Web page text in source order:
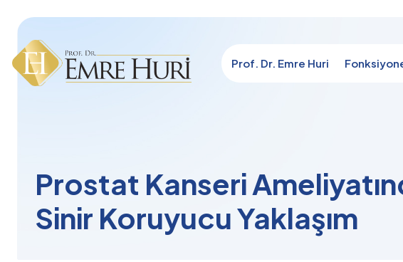
Prof. Dr. Emre Huri
Prostat Kanseri
Sinir Koruyucu Yaklaşım